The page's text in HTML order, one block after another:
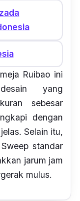
Ruibao ini
yang
sebesar
dengan
Selain itu,
Sweep standar
jarum jam
mulus.